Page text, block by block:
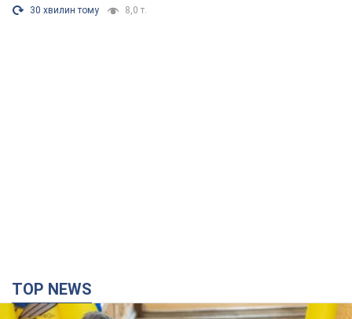
30 хвилин тому 8,0 т.
TOP NEWS